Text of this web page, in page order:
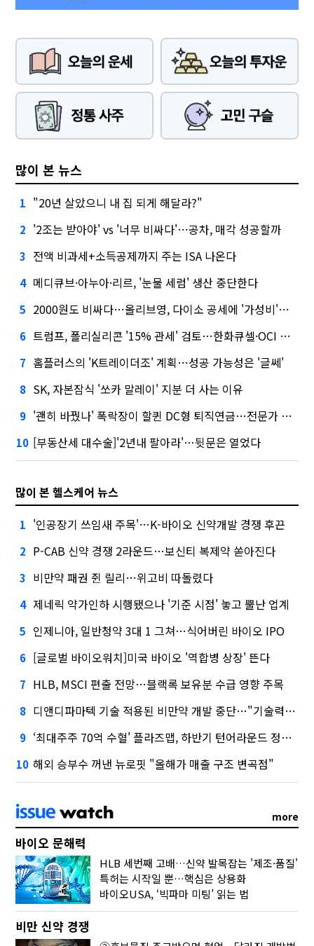
많이 본 뉴스
1 "20년 살았으니 내 집 되게 해달라?"
2 '2조는 받아야' vs '너무 비싸다'…공차, 매각 성공할까
3 전액 비과세+소득공제까지 주는 ISA 나온다
4 메디큐브·아누아·리르, '눈물 세럼' 생산 중단한다
5 2000원도 비싸다…올리브영, 다이소 공세에 '가성비'로 맞불
6 트럼프, 폴리실리콘 '15% 관세' 검토…한화큐셀·OCI 영향은?
7 홈플러스의 'K트레이더조' 계획…성공 가능성은 '글쎄'
8 SK, 자본잠식 '쏘카 말레이' 지분 더 사는 이유
9 '괜히 바꿨나' 폭락장이 할퀸 DC형 퇴직연금…전문가 조언은
10 [부동산세 대수술]'2년내 팔아라'…뒷문은 열었다
많이 본 헬스케어 뉴스
1 '인공장기 쓰임새 주목'…K-바이오 신약개발 경쟁 후끈
2 P-CAB 신약 경쟁 2라운드…보신티 복제약 쏟아진다
3 비만약 패권 쥔 릴리…위고비 따돌렸다
4 제네릭 약가인하 시행됐으나 '기준 시점' 놓고 뿔난 업계
5 인제니아, 일반청약 3대 1 그쳐…식어버린 바이오 IPO
6 [글로벌 바이오워치]미국 바이오 '역합병 상장' 뜬다
7 HLB, MSCI 편출 전망…블랙록 보유분 수급 영향 주목
8 디앤디파마텍 기술 적용된 비만약 개발 중단…"기술력 문제 아냐"
9 ‘최대주주 70억 수혈' 플라즈맵, 하반기 턴어라운드 정조준
10 해외 승부수 꺼낸 뉴로핏 "올해가 매출 구조 변곡점"
more
바이오 문해력
HLB 세번째 고배…신약 발목잡는 '제조·품질'
특허는 시작일 뿐…핵심은 상용화
바이오USA, ‘빅파마 미팅’ 읽는 법
비만 신약 경쟁